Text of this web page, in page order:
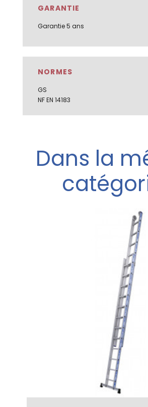
GARANTIE
Garantie 5 ans
NORMES
GS
NF EN 14183
Dans la